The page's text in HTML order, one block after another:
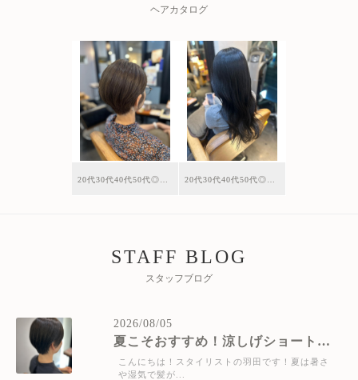
ヘアカタログ
STAFF BLOG
スタッフブログ
2026/08/05
夏こそおすすめ！涼しげショートで快適＆おしゃれに♪
こんにちは！スタイリストの羽田です！夏は暑さ
や湿気で髪が...